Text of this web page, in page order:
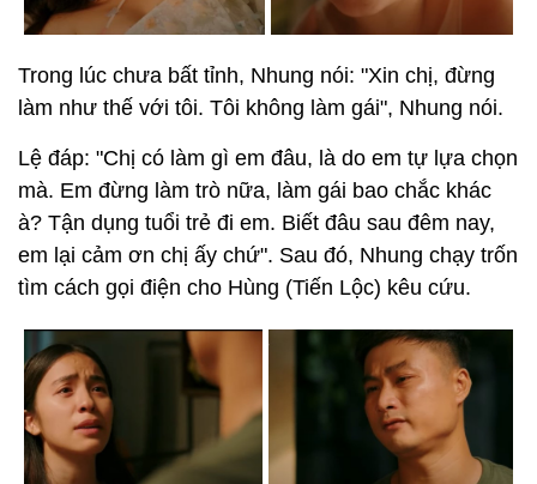
Trong lúc chưa bất tỉnh, Nhung nói: "Xin chị, đừng
làm như thế với tôi. Tôi không làm gái", Nhung nói.
Lệ đáp: "Chị có làm gì em đâu, là do em tự lựa chọn
mà. Em đừng làm trò nữa, làm gái bao chắc khác
à? Tận dụng tuổi trẻ đi em. Biết đâu sau đêm nay,
em lại cảm ơn chị ấy chứ". Sau đó, Nhung chạy trốn
tìm cách gọi điện cho Hùng (Tiến Lộc) kêu cứu.